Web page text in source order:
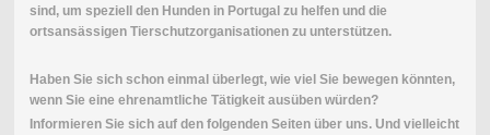
sind, um speziell den Hunden in Portugal zu helfen und die
ortsansässigen Tierschutzorganisationen zu unterstützen.
Haben Sie sich schon einmal überlegt, wie viel Sie bewegen könnten,
wenn Sie eine ehrenamtliche Tätigkeit ausüben würden?
Informieren Sie sich auf den folgenden Seiten über uns. Und vielleicht